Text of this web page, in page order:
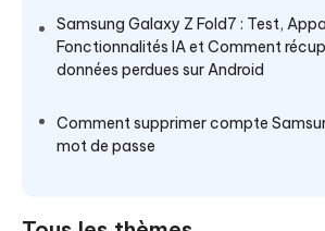
Samsung Galaxy Z Fold7 : Test,
Fonctionnalités IA et Comment
données perdues sur Android
Comment supprimer compte
mot de passe